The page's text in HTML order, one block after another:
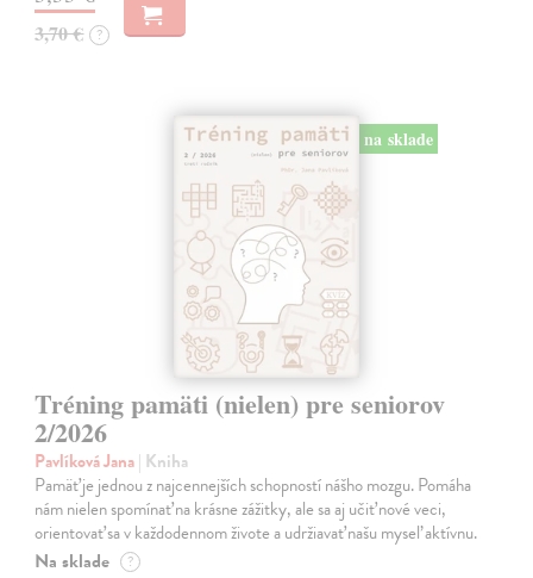
3,70 € ?
na sklade
Tréning pamäti (nielen) pre seniorov
2/2026
Pavlíková Jana| Kniha
Pamäť je jednou z najcennejších schopností nášho mozgu. Pomáha
nám nielen spomínať na krásne zážitky, ale sa aj učiť nové veci,
orientovať sa v každodennom živote a udržiavať našu myseľ aktívnu.
Na sklade ?